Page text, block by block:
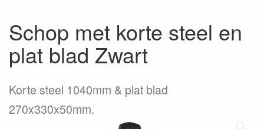
Schop met korte steel en
plat blad Zwart
Korte steel 1040mm & plat blad
270x330x50mm.